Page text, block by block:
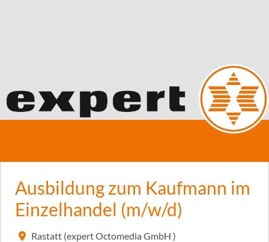
Ausbildung zum Kaufmann im
Einzelhandel (m/w/d)
Rastatt (expert Octomedia GmbH )